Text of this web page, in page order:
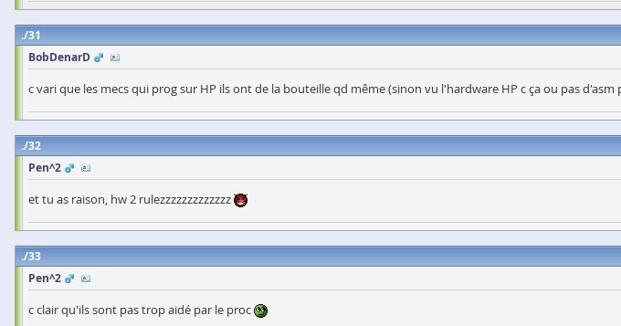
31
BobDenarD
c vari que les mecs qui prog sur HP ils ont de la bouteille qd même (sinon vu l'hardware HP c ça ou pas d'asm
32
Pen^2
et tu as raison, hw 2 rulezzzzzzzzzzzzz
33
Pen^2
c clair qu'ils sont pas trop aidé par le proc